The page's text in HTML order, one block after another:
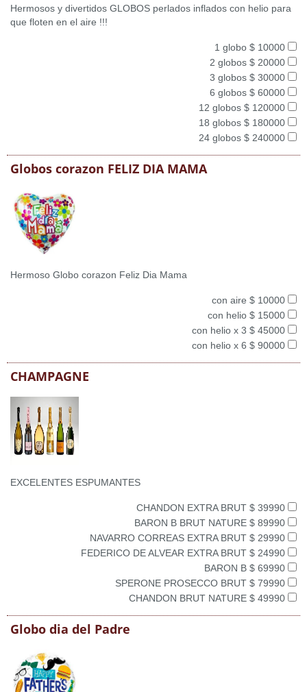
Hermosos y divertidos GLOBOS perlados inflados con helio para
que floten en el aire !!!
1 globo $ 10000
2 globos $ 20000
3 globos $ 30000
6 globos $ 60000
12 globos $ 120000
18 globos $ 180000
24 globos $ 240000
Globos corazon FELIZ DIA MAMA
Hermoso Globo corazon Feliz Dia Mama
con aire $ 10000
con helio $ 15000
con helio x 3 $ 45000
con helio x 6 $ 90000
CHAMPAGNE
EXCELENTES ESPUMANTES
CHANDON EXTRA BRUT $ 39990
BARON B BRUT NATURE $ 89990
NAVARRO CORREAS EXTRA BRUT $ 29990
FEDERICO DE ALVEAR EXTRA BRUT $ 24990
BARON B $ 69990
SPERONE PROSECCO BRUT $ 79990
CHANDON BRUT NATURE $ 49990
Globo dia del Padre